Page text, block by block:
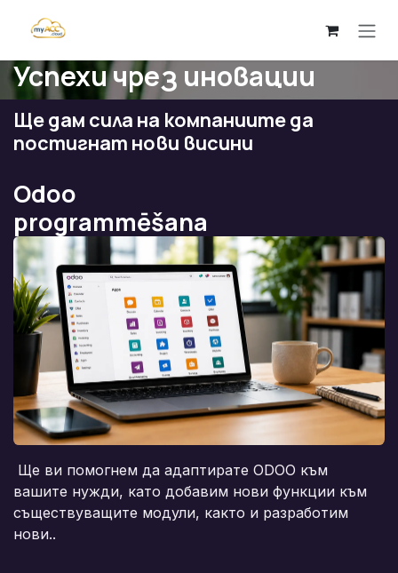
Успехи чрез иновации
Ще дам сила на компаниите да
постигнат нови висини
Odoo
programmēšana
Ще ви помогнем да адаптирате ODOO към
вашите нужди, като добавим нови функции към
съществуващите модули, както и разработим
нови..